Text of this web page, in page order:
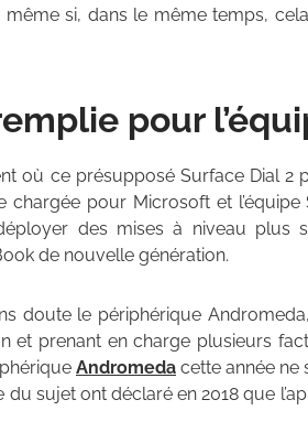
si, dans le même temps,
pour
où ce présupposé Surface Dial 2
chargée pour Microsoft et
des mises à niveau plus
de nouvelle génération.
doute le périphérique
et prenant en charge plusieurs
Andromeda cette année ne
sujet ont déclaré en 2018 que